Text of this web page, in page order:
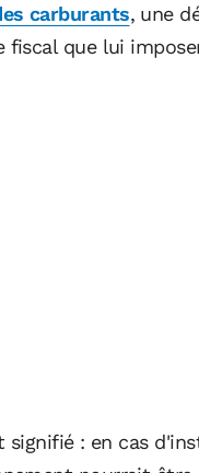
carburants, une
que lui
signifié : en cas